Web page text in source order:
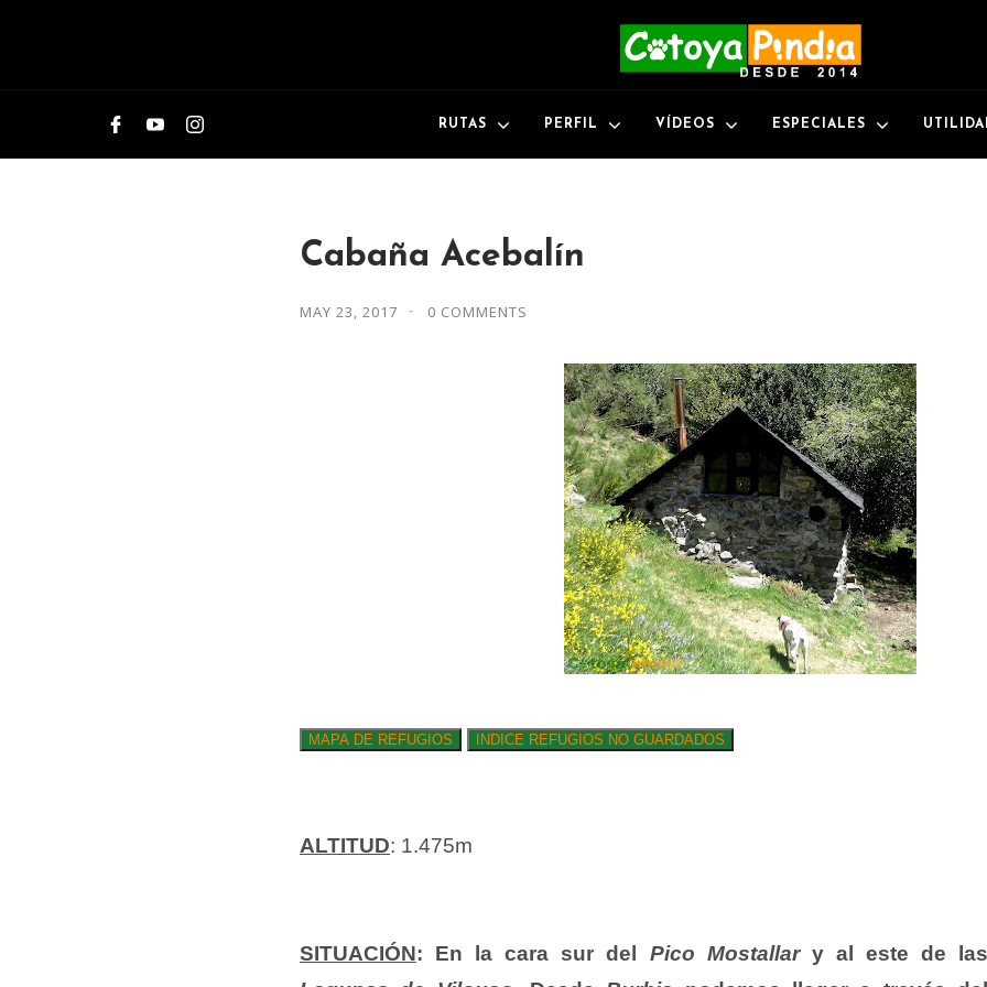
RUTAS PERFIL VÍDEOS ESPECIALES
Cabaña Acebalín
MAY 23, 2017 0 COMMENTS
ALTITUD: 1.475m
SITUACIÓN: En la cara sur del Pico Mostallary al este de